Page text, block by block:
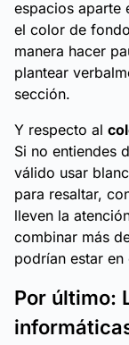
espacios aparte
el color de
manera hacer
plantear
sección.
Y respecto al
Si no entiendes
válido usar
para resaltar,
lleven la
combinar más
podrían estar
Por último: